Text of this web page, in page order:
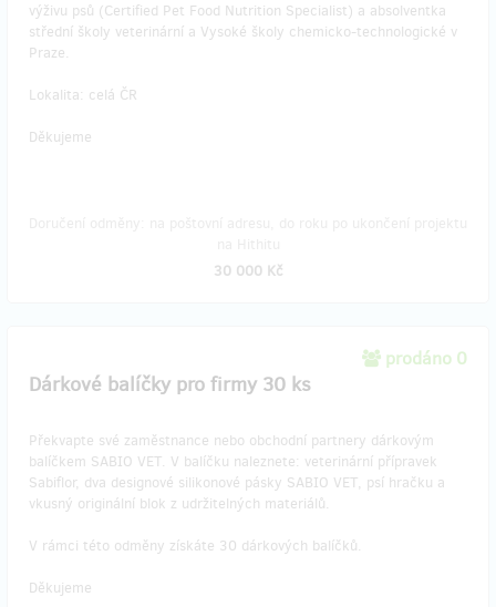
výživu psů (Certified Pet Food Nutrition Specialist) a absolventka
střední školy veterinární a Vysoké školy chemicko-technologické v
Praze.
Lokalita: celá ČR
Děkujeme
30 000 Kč
prodáno 0
Dárkové balíčky pro firmy 30 ks
Překvapte své zaměstnance nebo obchodní partnery dárkovým
balíčkem SABIO VET. V balíčku naleznete: veterinární přípravek
Sabiflor, dva designové silikonové pásky SABIO VET, psí hračku a
vkusný originální blok z udržitelných materiálů.
V rámci této odměny získáte 30 dárkových balíčků.
Děkujeme